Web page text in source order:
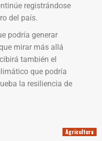
registrándose
del país.
podría generar
mirar más allá
también el
que podría
la resiliencia de
Agricultura